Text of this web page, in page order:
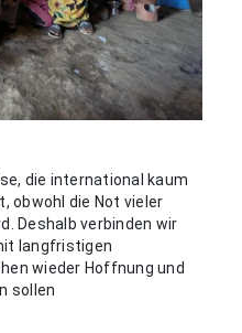
die international kaum
obwohl die Not vieler
Deshalb verbinden wir
langfristigen
wieder Hoffnung und
sollen